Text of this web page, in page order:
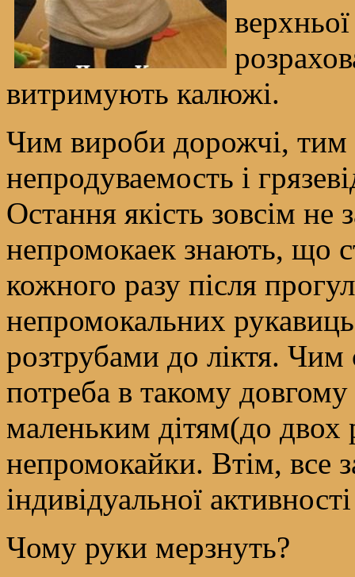
витримують калюжі.
Чим вироби дорожчі, тим
непродуваемость і
Остання якість зовсім не
непромокаек знають, що
кожного разу після
непромокальних
розтрубами до ліктя.
потреба в такому
маленьким дітям(до двох
непромокайки. Втім, все
індивідуальної
Чому руки мерзнуть?